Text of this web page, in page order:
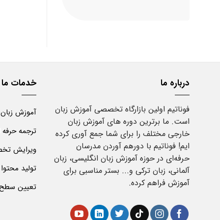
درباره ما
فوناتیم اولین بازارگاه تخصصی آموزش زبان
است. ما برترین دوره های آموزش زبان
خارجی مختلف را برای شما جمع آوری کرده
ایم! فوناتیم با دورهم آوردن مدرسان
حرفه‌ای در حوزه آموزش زبان انگلیسی، زبان
آلمانی، زبان ترکی و... بستر مناسبی برای
آموزش فراهم کرده.
خدمات ما
آموزش
ترجمه
ویرایش
تولید محتوا
تعیین سطح